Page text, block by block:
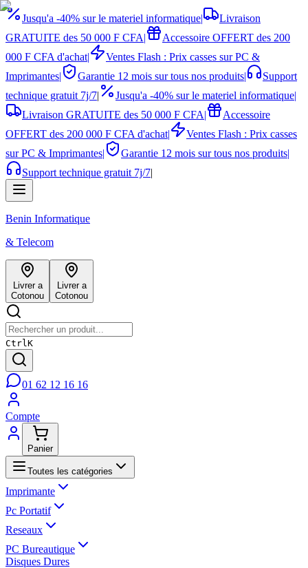
Jusqu'a -40% sur le materiel informatique|
Livraison
GRATUITE des 50 000 F CFA|
Accessoire OFFERT des 200
000 F CFA d'achat|
Ventes Flash : Prix casses sur PC &
Imprimantes| Garantie 12 mois sur tous nos produits|
Support
technique gratuit 7j/7| Jusqu'a -40% sur le materiel informatique|
Livraison GRATUITE des 50 000 F CFA|
Accessoire
OFFERT des 200 000 F CFA d'achat|
Ventes Flash : Prix casses
sur PC & Imprimantes| Garantie 12 mois sur tous nos produits|
Support technique gratuit 7j/7|
Benin Informatique
& Telecom
Livrer a
Cotonou
Livrer a
Cotonou
CtrlK
01 62 12 16 16
Compte
Panier
Toutes les catégories
Imprimante
Pc Portatif
Reseaux
PC Bureautique
Disques Dures